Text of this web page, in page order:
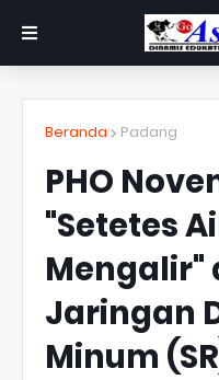
Beranda Padang
PHO
"Setetes
Mengalir"
Jaringan
Minum